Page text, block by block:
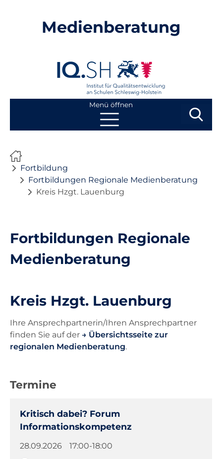
Medienberatung
Menü öffnen
Beratung
Unterricht
Landesdienste
Kontakt
Fortbildung
Fortbildungen Regionale Medienberatung
Kreis Hzgt. Lauenburg
Fortbildungen Regionale
Medienberatung
Kreis Hzgt. Lauenburg
Ihre Ansprechpartnerin/Ihren Ansprechpartner
finden Sie auf der
Übersichtsseite zur
regionalen Medienberatung.
Termine
Kritisch dabei? Forum
Informationskompetenz
28.09.2026
17:00-18:00